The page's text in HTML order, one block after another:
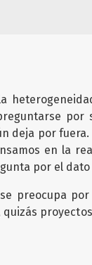
deja por
en la
por el
preocupa